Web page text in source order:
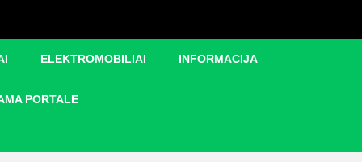
ELEKTROMOBILIAI INFORMACIJA
PORTALE